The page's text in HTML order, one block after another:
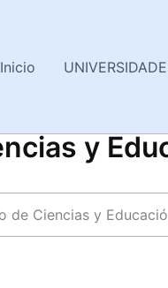
Inicio
y
de Ciencias y